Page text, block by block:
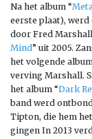
Na het album “
eerste plaat),
door Fred
Mind ” uit 2005.
het volgende
verving Marshall.
het album “Dark
band werd
Tipton, die hem
gingen In 2013